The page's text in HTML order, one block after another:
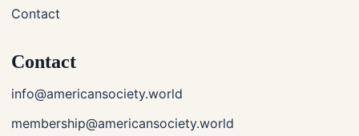
Contact
Contact
info@americansociety.world
membership@americansociety.world